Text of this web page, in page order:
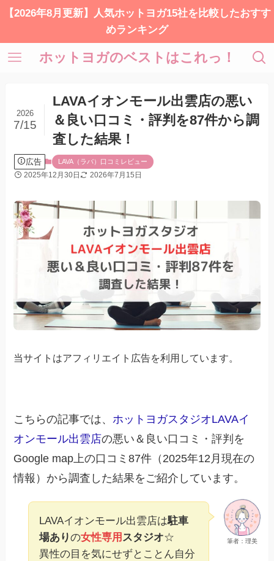
【2026年8月更新】人気ホットヨガ15社を比較したおすす
めランキング
ホットヨガのベストはこれっ！
LAVAイオンモール出雲店の悪い
＆良い口コミ・評判を87件から調
査した結果！
2026
7/15
広告 LAVA（ラバ）口コミレビュー
2025年12月30日 2026年7月15日
当サイトはアフィリエイト広告を利用しています。
こちらの記事では、ホットヨガスタジオLAVAイ
オンモール出雲店の悪い＆良い口コミ・評判を
Google map上の口コミ87件（2025年12月現在の
情報）から調査した結果をご紹介しています。
筆者：理美
LAVAイオンモール出雲店は駐車
場ありの女性専用 スタジオ☆
異性の目を気にせずとことん自分